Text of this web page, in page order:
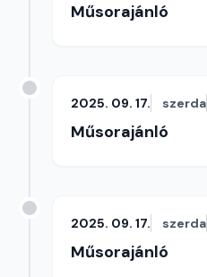
Műsorajánló
2025. 09. 17. szerda
Műsorajánló
2025. 09. 17. szerda
Műsorajánló